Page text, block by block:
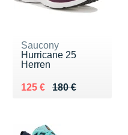
Saucony
Hurricane 25
Herren
180 €
Au lieu de 180 €
125 €
Vendu 125 €